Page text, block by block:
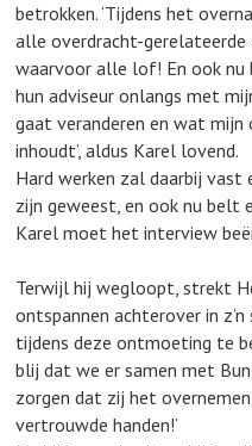
betrokken. ‘Tijdens het
alle overdracht-gerelateerde
waarvoor alle lof! En ook nu
hun adviseur onlangs met
gaat veranderen en wat mijn
inhoudt’, aldus Karel lovend.
Hard werken zal daarbij vast
zijn geweest, en ook nu belt
Karel moet het interview
Terwijl hij wegloopt, strekt
ontspannen achterover in
tijdens deze ontmoeting te
blij dat we er samen met
zorgen dat zij het
vertrouwde handen!’